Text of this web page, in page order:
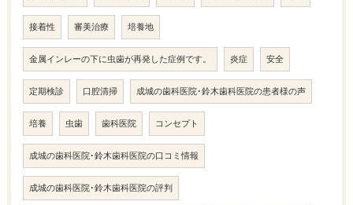
接着性 審美治療 培養地
金属インレーの下に虫歯が再発した症例です。 炎症 安全
定期検診 口腔清掃 成城の歯科医院･鈴木歯科医院の患者様の声
培養 虫歯 歯科医院 コンセプト
成城の歯科医院･鈴木歯科医院の口コミ情報
成城の歯科医院･鈴木歯科医院の評判